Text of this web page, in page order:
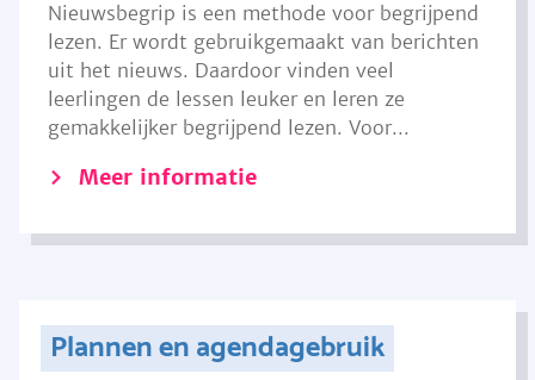
Nieuwsbegrip is een methode voor begrijpend
lezen. Er wordt gebruikgemaakt van berichten
uit het nieuws. Daardoor vinden veel
leerlingen de lessen leuker en leren ze
gemakkelijker begrijpend lezen. Voor...
Meer informatie
Plannen en agendagebruik